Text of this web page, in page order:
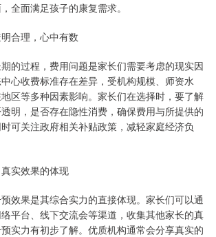
全面满足孩子的康复需求。
明合理，心中有数
的过程，费用问题是家长们需要考虑的现实因
心收费标准存在差异，受机构规模、师资水
区等多种因素影响。家长们在选择时，要了解
明，是否存在隐性消费，确保费用与所提供的
可关注政府相关补贴政策，减轻家庭经济负
真实效果的体现
效果是其综合实力的直接体现。家长们可以通
平台、线下交流会等渠道，收集其他家长的真
实力有初步了解。优质机构通常会分享真实的